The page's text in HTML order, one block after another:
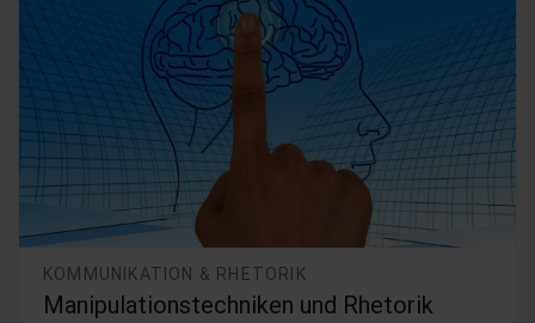
KOMMUNIKATION & RHETORIK
Manipulationstechniken und Rhetorik